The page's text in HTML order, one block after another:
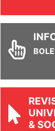
&